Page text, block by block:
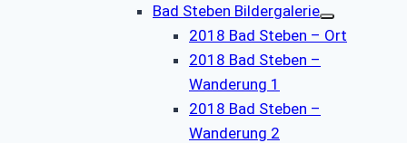
Bad Steben Bildergalerie
2018 Bad Steben – Ort
2018 Bad Steben –
Wanderung 1
2018 Bad Steben –
Wanderung 2